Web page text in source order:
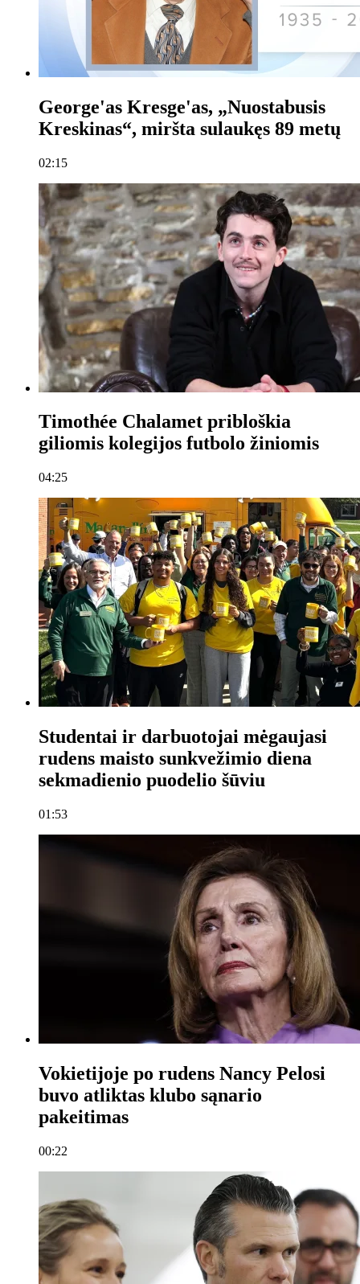
George'as Kresge'as, „Nuostabusis
Kreskinas“, miršta sulaukęs 89 metų
02:15
Timothée Chalamet pribloškia
giliomis kolegijos futbolo žiniomis
04:25
Studentai ir darbuotojai mėgaujasi
rudens maisto sunkvežimio diena
sekmadienio puodelio šūviu
01:53
Vokietijoje po rudens Nancy Pelosi
buvo atliktas klubo sąnario
pakeitimas
00:22